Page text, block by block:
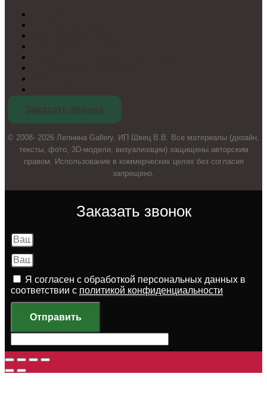
Заказать звонок
© 2008- 2026 Лепнина Gallery. ИП Швец В.В. Все материалы (дизайн,
тексты, фото, 3D-модели, визуализации) защищены авторским
правом. Использование в коммерческих целях без согласия
запрещено.
Заказать звонок
Я согласен с обработкой персональных данных в
соответствии с политикой конфиденциальности
Отправить